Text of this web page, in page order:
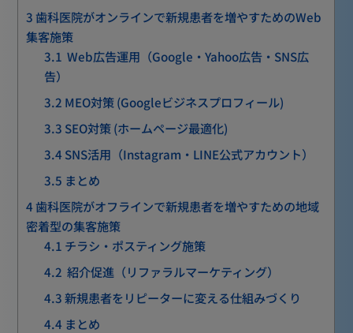
3歯科医院がオンラインで新規患者を増やすためのWeb
集客施策
3.1 Web広告運用（Google・Yahoo広告・SNS広
告）
3.2 MEO対策 (Googleビジネスプロフィール)
3.3 SEO対策 (ホームページ最適化)
3.4SNS活用（Instagram・LINE公式アカウント）
3.5 まとめ
4歯科医院がオフラインで新規患者を増やすための地域
密着型の集客施策
4.1 チラシ・ポスティング施策
4.2 紹介促進（リファラルマーケティング）
4.3新規患者をリピーターに変える仕組みづくり
4.4 まとめ